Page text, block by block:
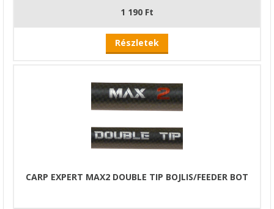
1 190 Ft
Részletek
CARP EXPERT MAX2 DOUBLE TIP BOJLIS/FEEDER BOT